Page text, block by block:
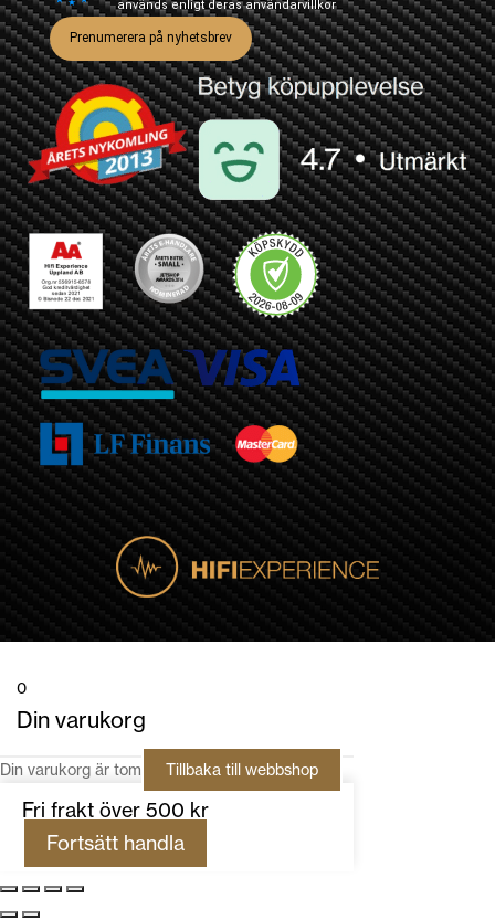
används enligt derasanvändarvillkor
Prenumerera på nyhetsbrev
0
Din varukorg
Din varukorg är tom Tillbaka till webbshop
Fri frakt över 500 kr
Fortsätt handla